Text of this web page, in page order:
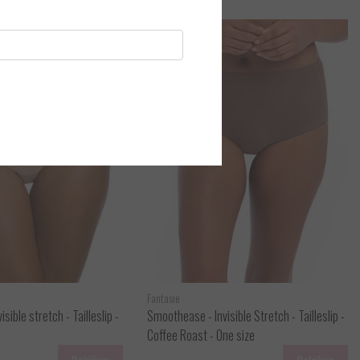
stretch - Tailleslip -
Fantasie
Smoothease - Invisible Stretch - Tailleslip -
Coffee Roast - One size